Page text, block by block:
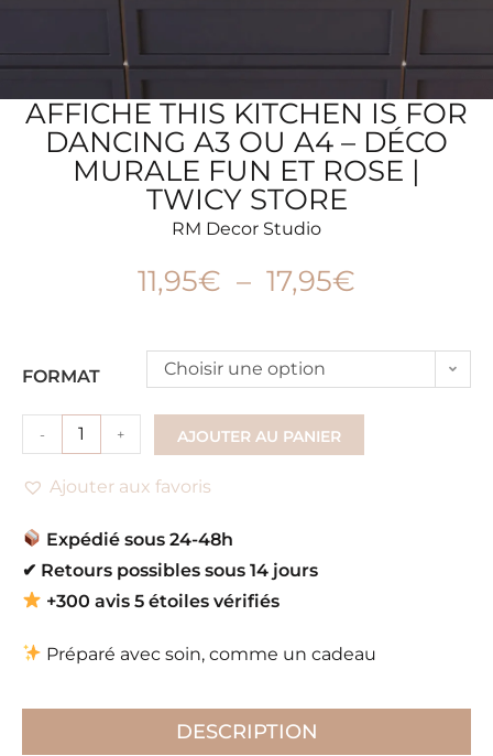
AFFICHE THIS KITCHEN IS FOR
DANCING A3 OU A4 – DÉCO
MURALE FUN ET ROSE |
TWICY STORE
RM Decor Studio
11,95€ – 17,95€
FORMAT Choisir une option
- + AJOUTER AU PANIER
Ajouter aux favoris
Expédié sous 24-48h
✔ Retours possibles sous 14 jours
+300 avis 5 étoiles vérifiés
Préparé avec soin, comme un cadeau
DESCRIPTION